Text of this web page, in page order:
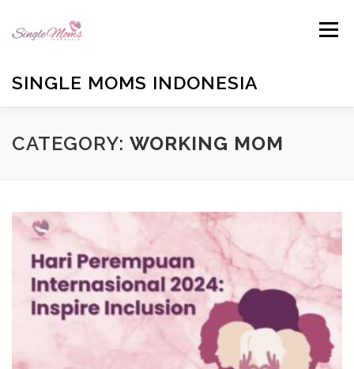
content
SINGLE MOMS INDONESIA
Menu
HOME PROFILE BLOG BUKU ANTOLOGI
CATEGORY: WORKING MOM